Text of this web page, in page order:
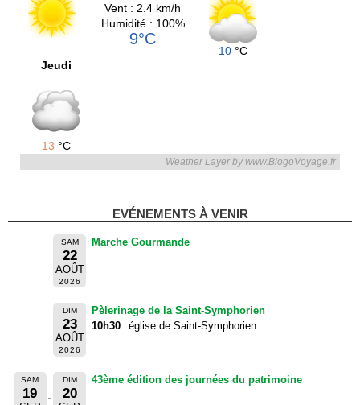
Vent : 2.4 km/h
Humidité : 100%
9°C
10 °C
Jeudi
13 °C
Weather Layer by www.BlogoVoyage.fr
EVÉNEMENTS À VENIR
SAM
22
AOÛT
2026
Marche Gourmande
DIM
23
AOÛT
2026
Pèlerinage de la Saint-Symphorien
10h30
église de Saint-Symphorien
SAM
19
DIM
20
43ème édition des journées du patrimoine